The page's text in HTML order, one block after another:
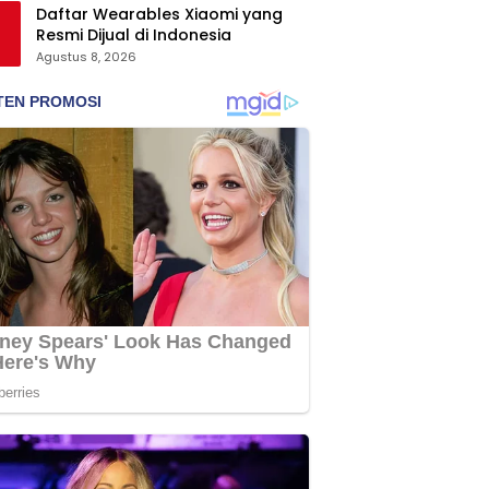
Daftar Wearables Xiaomi yang
Resmi Dijual di Indonesia
Agustus 8, 2026